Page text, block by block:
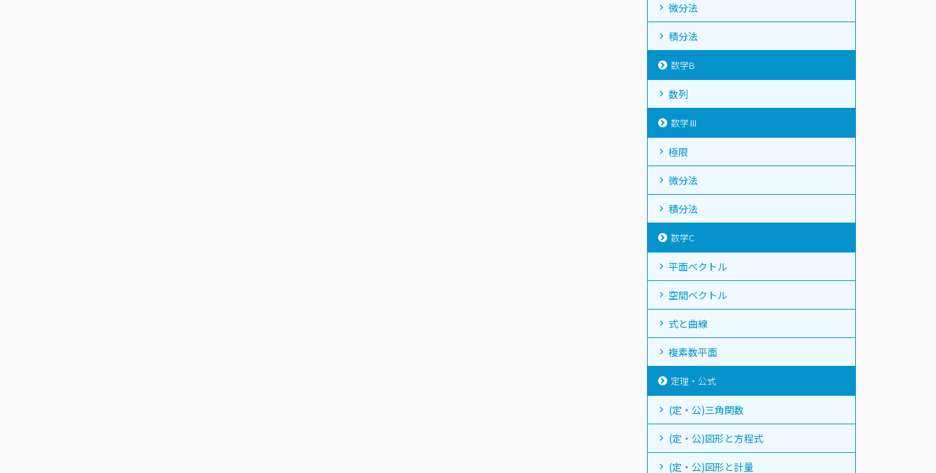
微分法
積分法
数学B
数列
数学Ⅲ
極限
微分法
積分法
数学C
平面ベクトル
空間ベクトル
式と曲線
複素数平面
定理・公式
(定・公)三角関数
(定・公)図形と方程式
(定・公)図形と計量